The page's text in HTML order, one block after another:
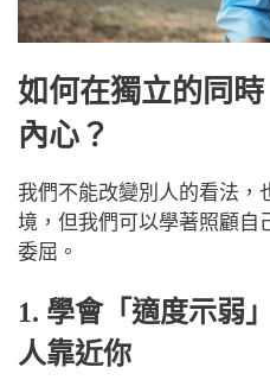
如何在獨立的同
內心？
我們不能改變別人的看法，
境，但我們可以學著照顧自
委屈。
1. 學會「適度示弱
人靠近你